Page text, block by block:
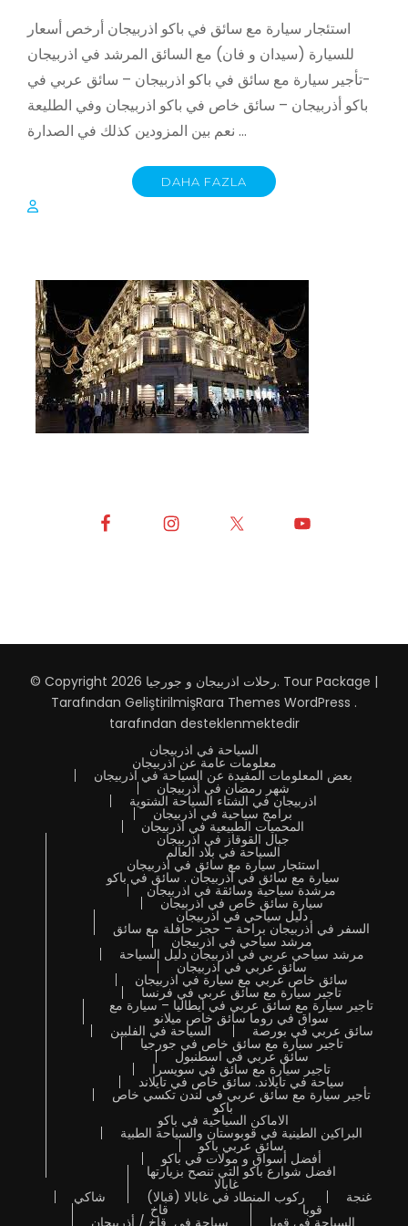
استئجار سيارة مع سائق في باكو اذربيجان أرخص أسعار
للسيارة (سيدان و فان) مع السائق المرشد في اذربيجان
-تأجير سيارة مع سائق في باكو اذربيجان – سائق عربي في
باكو أذربيجان – سائق خاص في باكو اذربيجان وفي الطليعة
نعم بين المزودين كذلك في الصدارة …
DAHA FAZLA
© Copyright 2026 رحلات اذربيجان و جورجيا. Tour Package |
Tarafından GeliştirilmişRara Themes WordPress .
tarafından desteklenmektedir
السياحة في اذربيجان
معلومات عامة عن اذربيجان
بعض المعلومات المفيدة عن السياحة في اذربيجان
شهر رمضان في أذربيجان
اذربيجان في الشتاء السياحة الشتوية
برامج سياحية في اذربيجان
المحميات الطبيعية في اذربيجان
جبال القوقاز في اذربيجان
السياحة في بلاد العالم
استئجار سيارة مع سائق في اذربيجان
سيارة مع سائق في أذربيجان . سائق في باكو
مرشدة سياحية وسائقة في اذربيجان
سيارة سائق خاص في اذربيجان
دليل سياحي في اذربيجان
السفر في أذربيجان براحة – حجز حافلة مع سائق
مرشد سياحي في اذربيجان
مرشد سياحي عربي في اذربيجان دليل السياحة
سائق عربي في اذربيجان
سائق خاص عربي مع سيارة في اذربيجان
تاجير سيارة مع سائق عربي في فرنسا
تاجير سيارة مع سائق عربي في ايطاليا – سيارة مع
سواق في روما سائق خاص ميلانو
السياحة في الفلبين سائق عربي في بورصة
تاجير سيارة مع سائق خاص في جورجيا
سائق عربي في اسطنبول
تاجير سيارة مع سائق في سويسرا
سياحة في تايلاند. سائق خاص في تايلاند
تأجير سيارة مع سائق عربي في لندن تكسي خاص
باكو
الاماكن السياحية في باكو
البراكين الطينية في قوبوستان والسياحة الطبية
سائق عربي باكو
أفضل أسواق و مولات في باكو
افضل شوارع باكو التي تنصح بزيارتها
شاكي
غابالا
ركوب المنطاد في غابالا (قبالا) غنجة
قاخ
سياحة في قاخ / أذربيجان
قوبا
السياحة في قوبا